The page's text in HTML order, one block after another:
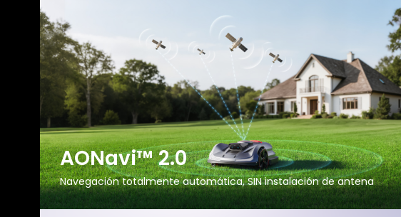
AONavi™ 2.0
Navegación totalmente automática, SIN instalación de antena